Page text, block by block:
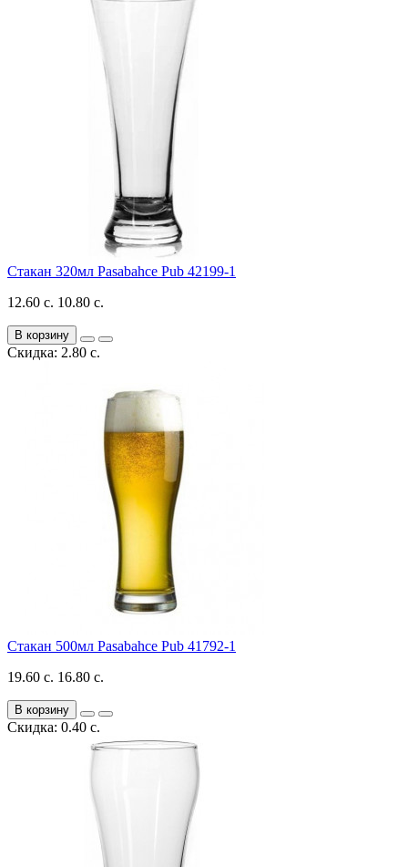
Стакан 320мл Pasabahce Pub 42199-1
12.60 с. 10.80 с.
В корзину
Скидка: 2.80 с.
Стакан 500мл Pasabahce Pub 41792-1
19.60 с. 16.80 с.
В корзину
Скидка: 0.40 с.